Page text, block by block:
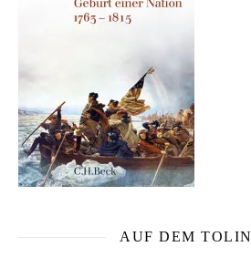
AUF DEM